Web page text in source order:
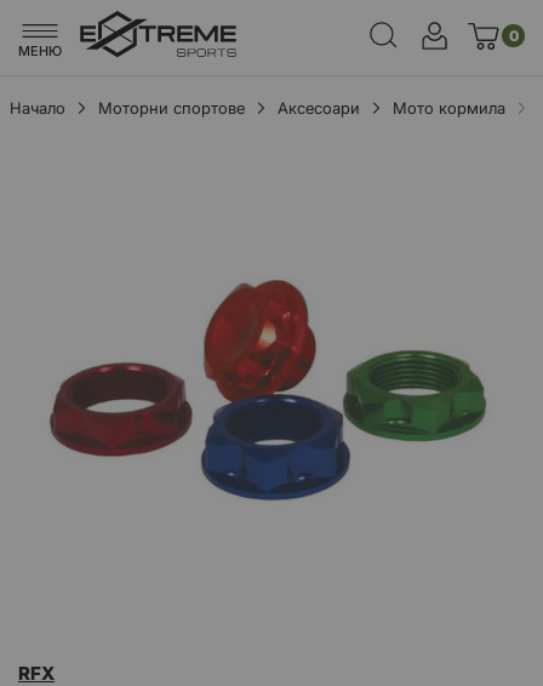
МЕНЮ
0
Начало Моторни спортове Аксесоари Мото кормила
към
RFX